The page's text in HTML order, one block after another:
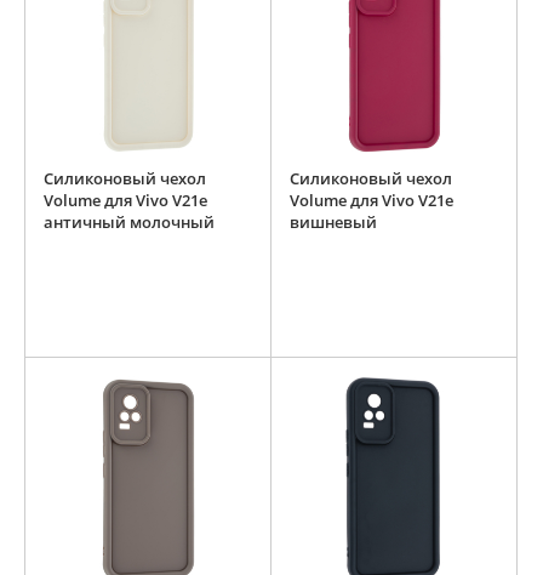
Силиконовый чехол
Volume для Vivo V21e
античный молочный
Силиконовый чехол
Volume для Vivo V21e
вишневый